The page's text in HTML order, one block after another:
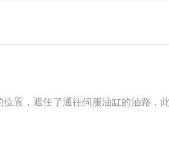
置，遮住了通往伺服油缸的油路，